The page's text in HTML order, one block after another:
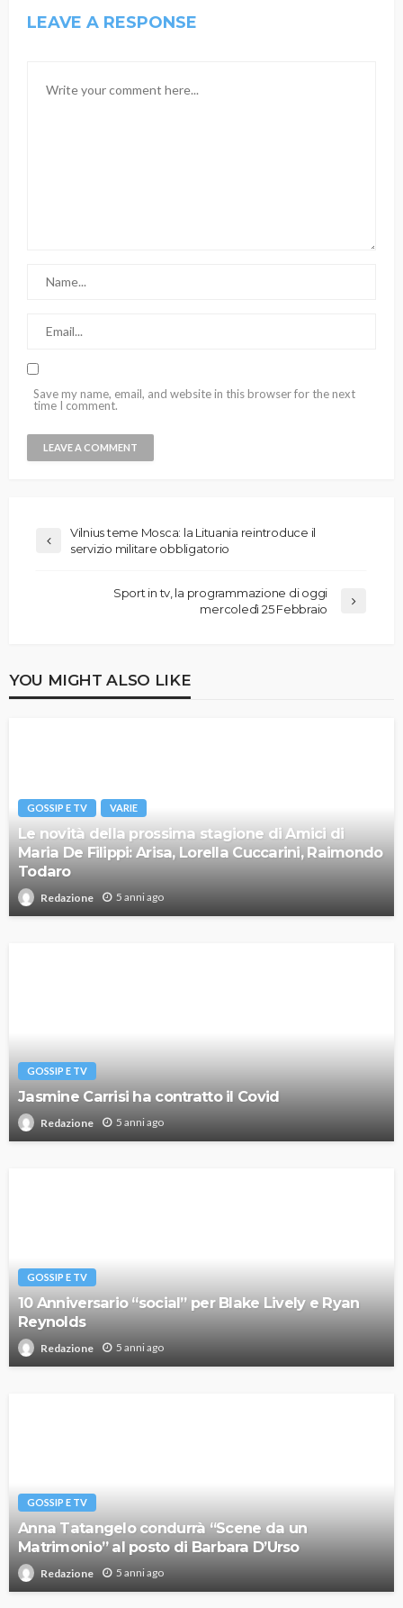
LEAVE A RESPONSE
Save my name, email, and website in this browser for the next
time I comment.
Vilnius teme Mosca: la Lituania reintroduce il
servizio militare obbligatorio
Sport in tv, la programmazione di oggi
mercoledì 25 Febbraio
YOU MIGHT ALSO LIKE
GOSSIP E TV VARIE
Le novità della prossima stagione di Amici di
Maria De Filippi: Arisa, Lorella Cuccarini, Raimondo
Todaro
Redazione 5 anni ago
GOSSIP E TV
Jasmine Carrisi ha contratto il Covid
Redazione 5 anni ago
GOSSIP E TV
10 Anniversario “social” per Blake Lively e Ryan
Reynolds
Redazione 5 anni ago
GOSSIP E TV
Anna Tatangelo condurrà “Scene da un
Matrimonio” al posto di Barbara D’Urso
Redazione 5 anni ago